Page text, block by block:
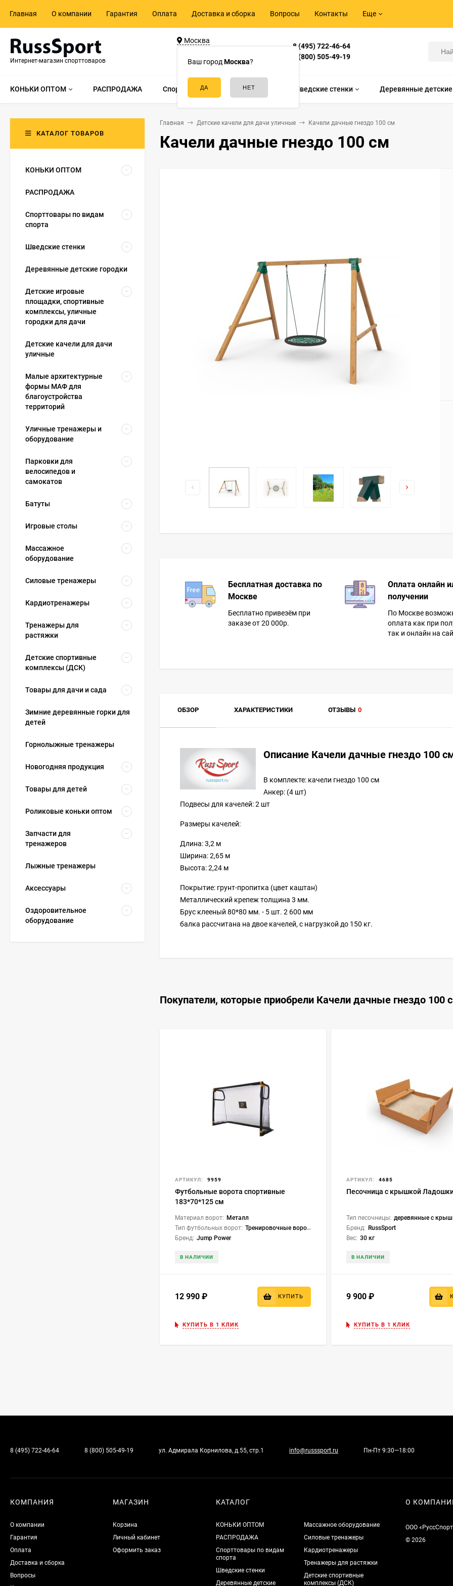
Главная О компании Гарантия Оплата Доставка и сборка Вопросы Контакты Еще
Интернет-магазин спорттоваров
Москва
Ваш город Москва?
д.55, стр.1
8 (495) 722-46-64
8 (800) 505-49-19
КОНЬКИ ОПТОМ РАСПРОДАЖА Спорттовары по видам спорта Шведские стенки Деревянные
Главная Детские качели для дачи уличные Качели дачные гнездо 100 см
Качели дачные гнездо 100 см
Бесплатная доставка по
Москве
Бесплатно привезём при
заказе от 20 000р.
Оплата онлайн
получении
По Москве
оплата как при
так и онлайн на
ОБЗОР ХАРАКТЕРИСТИКИ ОТЗЫВЫ 0
Описание Качели дачные гнездо 100
В комплекте: качели гнездо 100 см
Анкер: (4 шт)
Подвесы для качелей: 2 шт
Размеры качелей:
Длина: 3,2 м
Ширина: 2,65 м
Высота: 2,24 м
Покрытие: грунт-пропитка (цвет каштан)
Металлический крепеж толщина 3 мм.
Брус клееный 80*80 мм. - 5 шт. 2 600 мм
балка рассчитана на двое качелей, с нагрузкой до 150 кг.
Покупатели, которые приобрели Качели дачные гнездо 100
АРТИКУЛ: 9959
Футбольные ворота спортивные
183*70*125 см
Материал ворот: Металл
Тип футбольных ворот: Тренировочные ворота
Бренд: Jump Power
В НАЛИЧИИ
12 990 КУПИТЬ
КУПИТЬ В 1 КЛИК
АРТИКУЛ: 4685
Песочница с крышкой
Тип песочницы: деревянные с
Бренд: RussSport
Вес: 30 кг
В НАЛИЧИИ
9 900
КУПИТЬ В 1 КЛИК
КАТАЛОГ ТОВАРОВ
КОНЬКИ ОПТОМ
РАСПРОДАЖА
Спорттовары по видам
спорта
Шведские стенки
Деревянные детские городки
Детские игровые
площадки, спортивные
комплексы, уличные
городки для дачи
Детские качели для дачи
уличные
Малые архитектурные
формы МАФ для
благоустройства
территорий
Уличные тренажеры и
оборудование
Парковки для
велосипедов и
самокатов
Батуты
Игровые столы
Массажное
оборудование
Силовые тренажеры
Кардиотренажеры
Тренажеры для
растяжки
Детские спортивные
комплексы (ДСК)
Товары для дачи и сада
Зимние деревянные горки для
детей
Горнолыжные тренажеры
Новогодняя продукция
Товары для детей
Роликовые коньки оптом
Запчасти для
тренажеров
Лыжные тренажеры
Аксессуары
Оздоровительное
оборудование
8 (495) 722-46-64 8 (800) 505-49-19 ул. Адмирала Корнилова, д.55, стр.1 info@russsport.ru Пн-Пт 9:30—18:00
КОМПАНИЯ
О компании
Гарантия
Оплата
Доставка и сборка
Вопросы
МАГАЗИН
Корзина
Личный кабинет
Оформить заказ
КАТАЛОГ
КОНЬКИ ОПТОМ
РАСПРОДАЖА
Спорттовары по видам
спорта
Шведские стенки
Деревянные детские
Массажное оборудование
Силовые тренажеры
Кардиотренажеры
Тренажеры для растяжки
Детские спортивные
комплексы (ДСК)
О
ООО
© 2026